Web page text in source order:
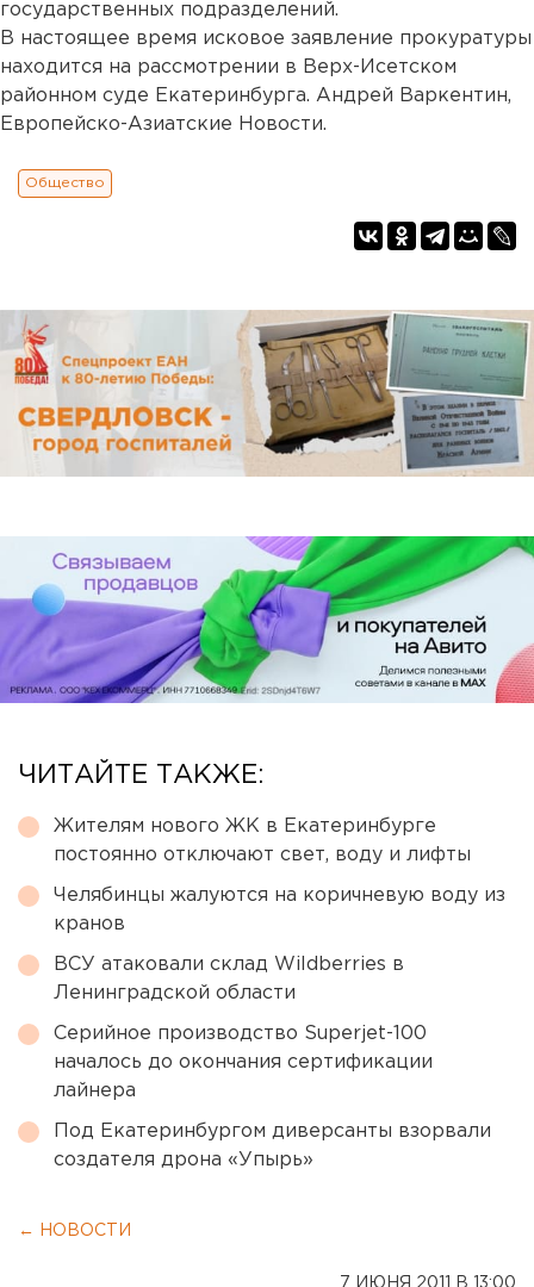
государственных подразделений.
В настоящее время исковое заявление прокуратуры
находится на рассмотрении в Верх-Исетском
районном суде Екатеринбурга. Андрей Варкентин,
Европейско-Азиатские Новости.
Общество
ЧИТАЙТЕ ТАКЖЕ:
Жителям нового ЖК в Екатеринбурге
постоянно отключают свет, воду и лифты
Челябинцы жалуются на коричневую воду из
кранов
ВСУ атаковали склад Wildberries в
Ленинградской области
Серийное производство Superjet-100
началось до окончания сертификации
лайнера
Под Екатеринбургом диверсанты взорвали
создателя дрона «Упырь»
← НОВОСТИ
7 ИЮНЯ 2011 В 13:00